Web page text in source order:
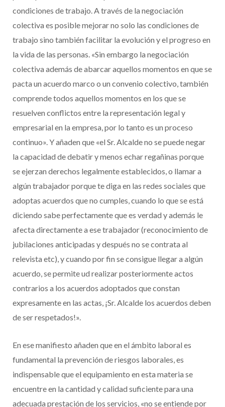
condiciones de trabajo. A través de la negociación
colectiva es posible mejorar no solo las condiciones de
trabajo sino también facilitar la evolución y el progreso en
la vida de las personas. «Sin embargo la negociación
colectiva además de abarcar aquellos momentos en que se
pacta un acuerdo marco o un convenio colectivo, también
comprende todos aquellos momentos en los que se
resuelven conflictos entre la representación legal y
empresarial en la empresa, por lo tanto es un proceso
continuo». Y añaden que «el Sr. Alcalde no se puede negar
la capacidad de debatir y menos echar regañinas porque
se ejerzan derechos legalmente establecidos, o llamar a
algún trabajador porque te diga en las redes sociales que
adoptas acuerdos que no cumples, cuando lo que se está
diciendo sabe perfectamente que es verdad y además le
afecta directamente a ese trabajador (reconocimiento de
jubilaciones anticipadas y después no se contrata al
relevista etc), y cuando por fin se consigue llegar a algún
acuerdo, se permite ud realizar posteriormente actos
contrarios a los acuerdos adoptados que constan
expresamente en las actas, ¡Sr. Alcalde los acuerdos deben
de ser respetados!».
En ese manifiesto añaden que en el ámbito laboral es
fundamental la prevención de riesgos laborales, es
indispensable que el equipamiento en esta materia se
encuentre en la cantidad y calidad suficiente para una
adecuada prestación de los servicios, «no se entiende por